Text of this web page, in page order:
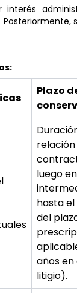
interés
Plazo
relación
luego
hasta
del
años
litigio).